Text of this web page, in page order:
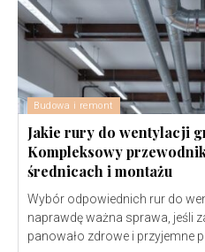
Budowa i remont
Jakie rury do wentylacji
Kompleksowy
średnicach i montażu
Wybór odpowiednich rur do
naprawdę ważna sprawa, jeśli
panowało zdrowe i przyjemne